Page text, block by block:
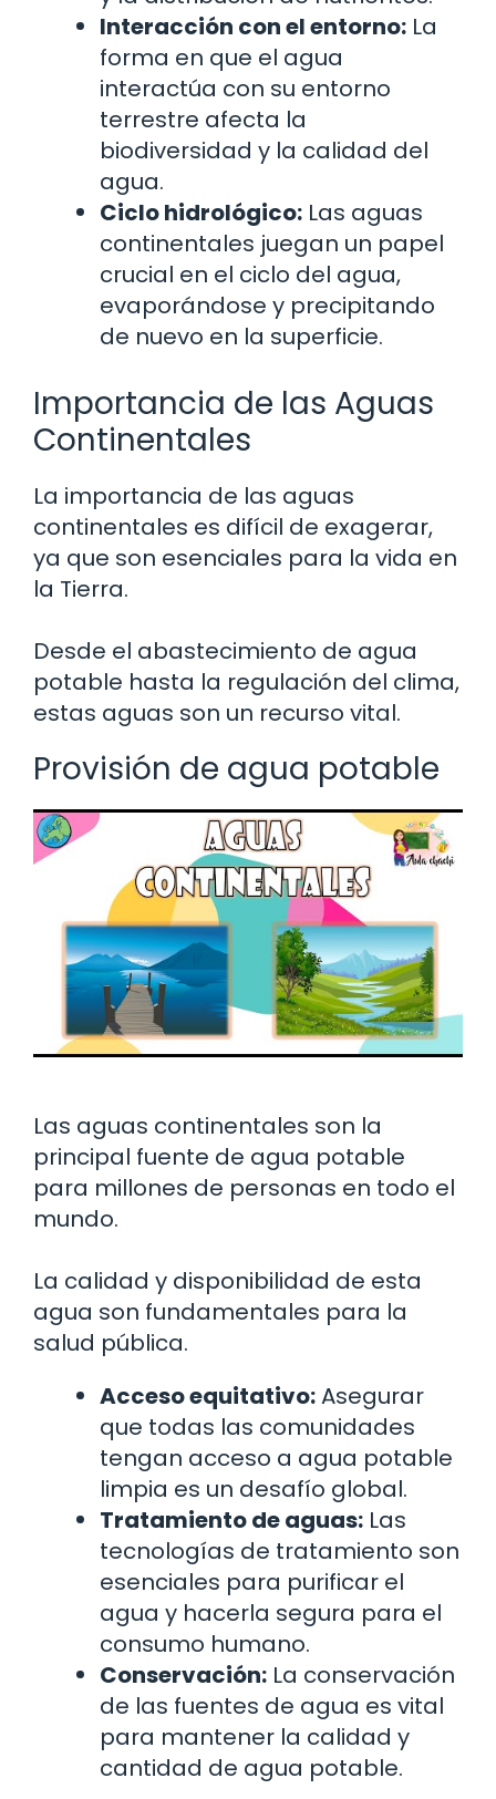
Interacción con el entorno: La
forma en que el agua
interactúa con su entorno
terrestre afecta la
biodiversidad y la calidad del
agua.
Ciclo hidrológico: Las aguas
continentales juegan un papel
crucial en el ciclo del agua,
evaporándose y precipitando
de nuevo en la superficie.
Importancia de las Aguas
Continentales
La importancia de las aguas
continentales es difícil de exagerar,
ya que son esenciales para la vida en
la Tierra.
Desde el abastecimiento de agua
potable hasta la regulación del clima,
estas aguas son un recurso vital.
Provisión de agua potable
Las aguas continentales son la
principal fuente de agua potable
para millones de personas en todo el
mundo.
La calidad y disponibilidad de esta
agua son fundamentales para la
salud pública.
Acceso equitativo:Asegurar
que todas las comunidades
tengan acceso a agua potable
limpia es un desafío global.
Tratamiento de aguas: Las
tecnologías de tratamiento son
esenciales para purificar el
agua y hacerla segura para el
consumo humano.
Conservación: La conservación
de las fuentes de agua es vital
para mantener la calidad y
cantidad de agua potable.